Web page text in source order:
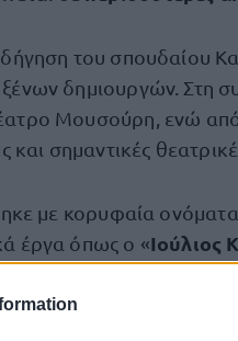
του σπουδαίου
δημιουργών. Στη
Μουσούρη, ενώ από
και σημαντικές
με κορυφαία
έργα όπως ο «Ιούλιος